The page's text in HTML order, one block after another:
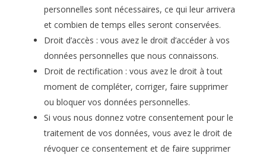
personnelles sont nécessaires, ce qui leur arrivera
et combien de temps elles seront conservées.
Droit d’accès : vous avez le droit d’accéder à vos
données personnelles que nous connaissons.
Droit de rectification : vous avez le droit à tout
moment de compléter, corriger, faire supprimer
ou bloquer vos données personnelles.
Si vous nous donnez votre consentement pour le
traitement de vos données, vous avez le droit de
révoquer ce consentement et de faire supprimer